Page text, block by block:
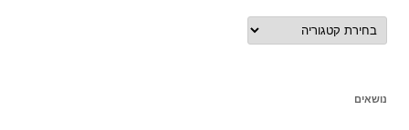
נושאים
נושאים